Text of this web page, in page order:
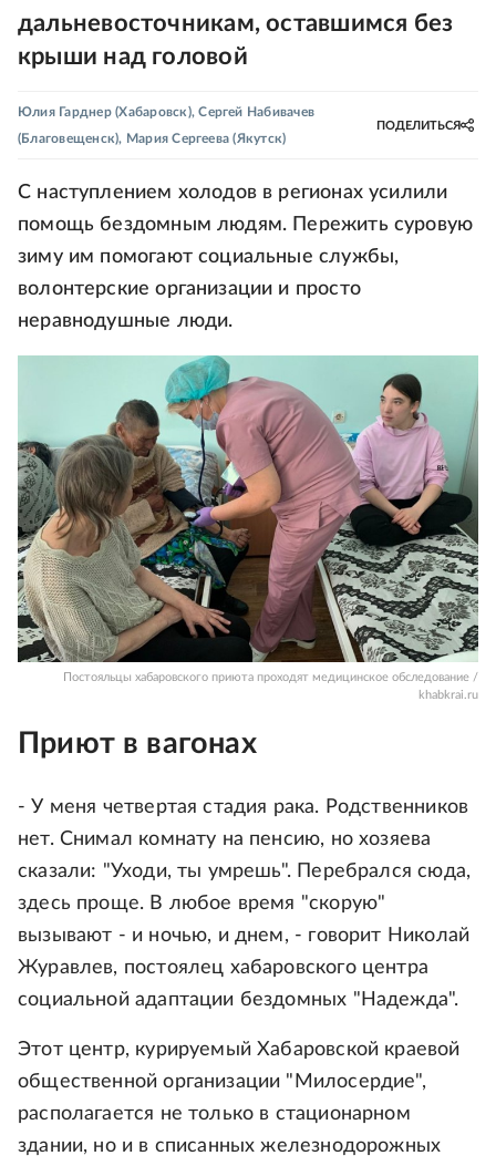
дальневосточникам, оставшимся без
крыши над головой
Юлия Гарднер(Хабаровск),Сергей Набивачев
(Благовещенск), Мария Сергеева (Якутск)
ПОДЕЛИТЬСЯ
С наступлением холодов в регионах усилили
помощь бездомным людям. Пережить суровую
зиму им помогают социальные службы,
волонтерские организации и просто
неравнодушные люди.
Постояльцы хабаровского приюта проходят медицинское обследование /
khabkrai.ru
Приют в вагонах
- У меня четвертая стадия рака. Родственников
нет. Снимал комнату на пенсию, но хозяева
сказали: "Уходи, ты умрешь". Перебрался сюда,
здесь проще. В любое время "скорую"
вызывают - и ночью, и днем, - говорит Николай
Журавлев, постоялец хабаровского центра
социальной адаптации бездомных "Надежда".
Этот центр, курируемый Хабаровской краевой
общественной организации "Милосердие",
располагается не только в стационарном
здании, но и в списанных железнодорожных